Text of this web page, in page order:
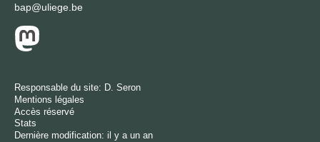
bap@uliege.be
Responsable du site: D. Seron
Mentions légales
Accès réservé
Stats
Dernière modification: il y a un an